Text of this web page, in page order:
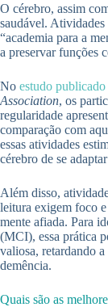
O cérebro, assim
saudável.
“academia para a
a preservar funções
No estudo publicado
Association, os
regularidade
comparação com
essas atividades
cérebro de se
Além disso,
leitura exigem foco
mente afiada. Para
(MCI), essa prática
valiosa, retardando
demência.
Quais são as